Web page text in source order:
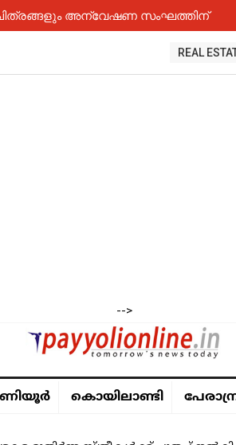
ചിത്രങ്ങളും അന്വേഷണ സംഘത്തിന്
REAL
-->
കൊയിലാണ്ടി